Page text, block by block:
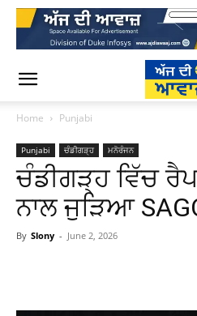
Home Punjabi
Punjabi ਚੰਡੀਗੜ੍ਹ ਮਨੋਰੰਜਨ
ਚੰਡੀਗੜ੍ਹ ਵਿੱਚ
ਨਾਲ ਜੁੜਿਆ
By Slony - June 2, 2026